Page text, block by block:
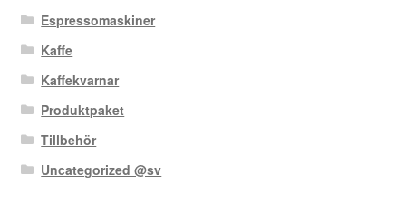
Espressomaskiner
Kaffe
Kaffekvarnar
Produktpaket
Tillbehör
Uncategorized @sv